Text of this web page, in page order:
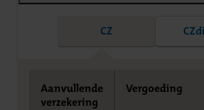
CZ
Aanvullende
verzekering
Vergoeding